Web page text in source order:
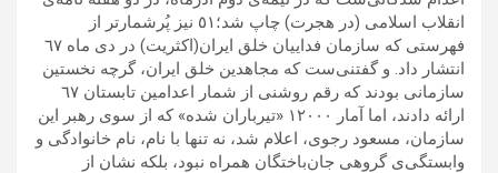
انقلاب اسلامى (در هجرت) چاپ شد؛٥١ نيز پُرشمارتر از
فهرستى كه سازمان فداييان خلق ايران(اكثريت) در دى ماه ٦٧
انتشار داد. و گفتنى‌ست كه مجاهدين خلق ايران، گرچه نخستين
سازمانى بودند كه رقم روشنى از شمار اعدامين تابستان ٦٧
ارائه دادند، اما آمار ١٢٠٠٠ «تيرباران شده» كه از سوى رهبر اين
سازمان، مسعود رجوى، اعلام شد، نه تنها با نام، نام خانوادگى و
وابستگى‌ى گروهى جان‌باختگان همراه نبود، بلكه نشان از